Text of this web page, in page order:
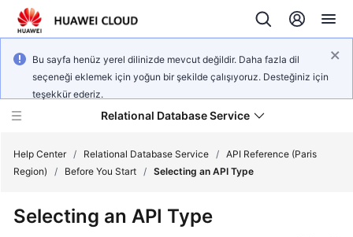
Bu sayfa henüz yerel dilinizde mevcut değildir. Daha fazla dil
seçeneği eklemek için yoğun bir şekilde çalışıyoruz. Desteğiniz için
teşekkür ederiz.
Relational Database Service
Help Center / Relational Database Service / API Reference (Paris
Region)
/ Before You Start / Selecting an API Type
Selecting an API Type